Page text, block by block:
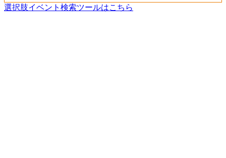
選択肢イベント検索ツールはこちら